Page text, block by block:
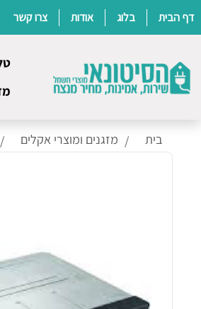
Skip
דף הבית בלוג אודות צרו קשר
בית מזגנים ומוצרי אקלים